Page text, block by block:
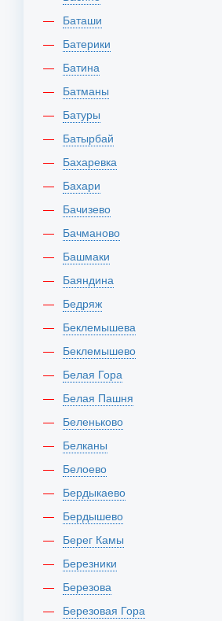
Баташи
Батерики
Батина
Батманы
Батуры
Батырбай
Бахаревка
Бахари
Бачизево
Бачманово
Башмаки
Баяндина
Бедряж
Беклемышева
Беклемышево
Белая Гора
Белая Пашня
Беленьково
Белканы
Белоево
Бердыкаево
Бердышево
Берег Камы
Березники
Березова
Березовая Гора